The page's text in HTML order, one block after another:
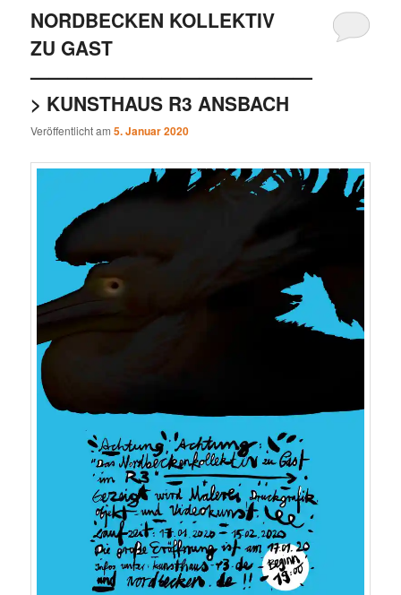
NORDBECKEN KOLLEKTIV
ZU GAST
———————————————
> KUNSTHAUS R3 ANSBACH
Veröffentlicht am5. Januar 2020